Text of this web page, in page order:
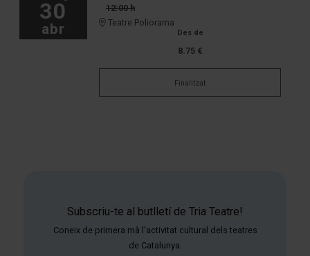
30
abr
12:00 h
Teatre Poliorama
Des de
8.75 €
Finalitzat
Subscriu-te al butlletí de Tria Teatre!
Coneix de primera mà l'activitat cultural dels teatres
de Catalunya.